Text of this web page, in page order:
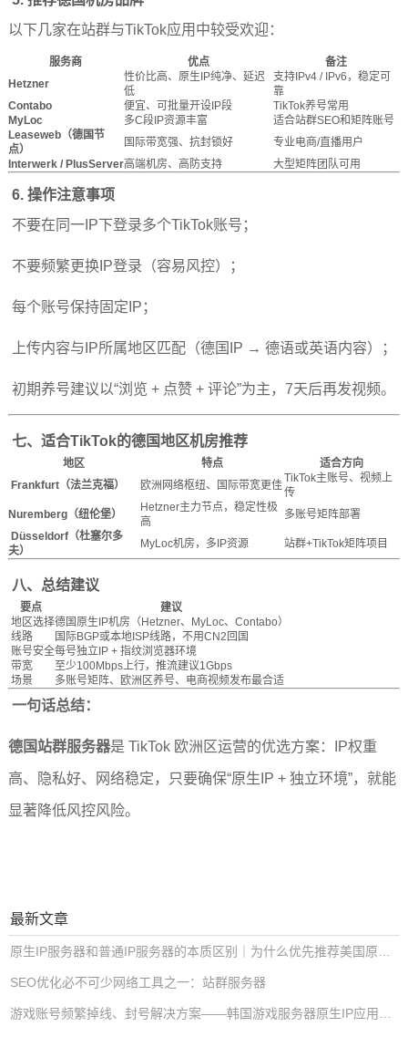
以下几家在站群与TikTok应用中较受欢迎：
服务商 优点
备注
Hetzner
性价比高、原生IP纯净、延迟
低
支持IPv4 / IPv6，稳定可
靠
Contabo
便宜、可批量开设IP段
TikTok养号常用
MyLoc
多C段IP资源丰富
适合站群SEO和矩阵账号
Leaseweb（德国节
点）
国际带宽强、抗封锁好
专业电商/直播用户
Interwerk / PlusServer高端机房、高防支持 大型矩阵团队可用
6. 操作注意事项
不要在同一IP下登录多个TikTok账号；
不要频繁更换IP登录（容易风控）；
每个账号保持固定IP；
上传内容与IP所属地区匹配（德国IP → 德语或英语内容）；
初期养号建议以“浏览 + 点赞 + 评论”为主，7天后再发视频。
七、适合TikTok的德国地区机房推荐
地区 特点
适合方向
Frankfurt（法兰克福）
欧洲网络枢纽、国际带宽更佳
TikTok主账号、视频上
传
Nuremberg（纽伦堡）
Hetzner主力节点，稳定性极
高
多账号矩阵部署
Düsseldorf（杜塞尔多
夫）
MyLoc机房，多IP资源 站群+TikTok矩阵项目
八、总结建议
要点
建议
地区选择德国原生IP机房（Hetzner、MyLoc、Contabo）
线路
国际BGP或本地ISP线路，不用CN2回国
账号安全每号独立IP + 指纹浏览器环境
带宽
至少100Mbps上行，推流建议1Gbps
场景
多账号矩阵、欧洲区养号、电商视频发布最合适
一句话总结：
德国站群服务器是 TikTok 欧洲区运营的优选方案：IP权重
高、隐私好、网络稳定，只要确保“原生IP + 独立环境”，就能
显著降低风控风险。
最新文章
SEO优化必不可少网络工具之一：站群服务器